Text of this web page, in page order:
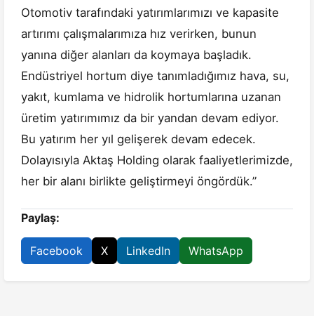
Otomotiv tarafındaki yatırımlarımızı ve kapasite
artırımı çalışmalarımıza hız verirken, bunun
yanına diğer alanları da koymaya başladık.
Endüstriyel hortum diye tanımladığımız hava, su,
yakıt, kumlama ve hidrolik hortumlarına uzanan
üretim yatırımımız da bir yandan devam ediyor.
Bu yatırım her yıl gelişerek devam edecek.
Dolayısıyla Aktaş Holding olarak faaliyetlerimizde,
her bir alanı birlikte geliştirmeyi öngördük.”
Paylaş:
Facebook X LinkedIn WhatsApp